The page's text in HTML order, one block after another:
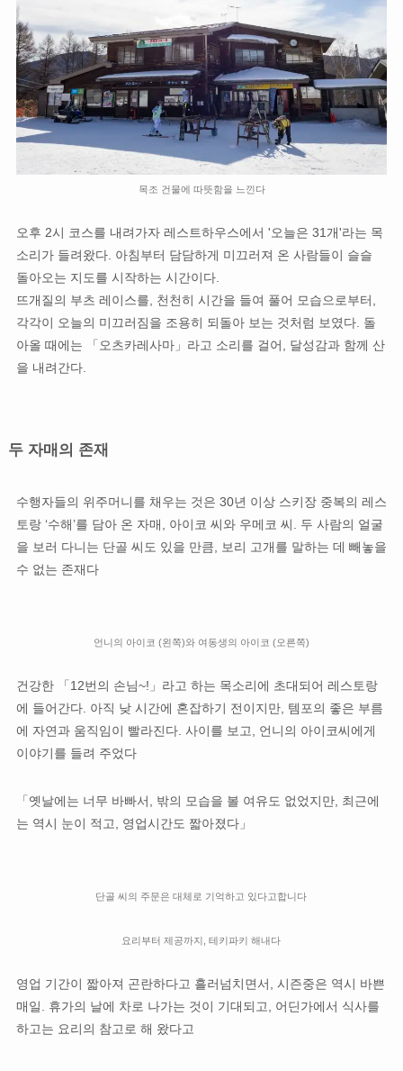
목조 건물에 따뜻함을 느낀다
오후 2시 코스를 내려가자 레스트하우스에서 '오늘은 31개'라는 목
소리가 들려왔다. 아침부터 담담하게 미끄러져 온 사람들이 슬슬
돌아오는 지도를 시작하는 시간이다.
뜨개질의 부츠 레이스를, 천천히 시간을 들여 풀어 모습으로부터,
각각이 오늘의 미끄러짐을 조용히 되돌아 보는 것처럼 보였다. 돌
아올 때에는 「오츠카레사마」라고 소리를 걸어, 달성감과 함께 산
을 내려간다.
두 자매의 존재
수행자들의 위주머니를 채우는 것은 30년 이상 스키장 중복의 레스
토랑 ‘수해’를 담아 온 자매, 아이코 씨와 우메코 씨. 두 사람의 얼굴
을 보러 다니는 단골 씨도 있을 만큼, 보리 고개를 말하는 데 빼놓을
수 없는 존재다
언니의 아이코 (왼쪽)와 여동생의 아이코 (오른쪽)
건강한 「12번의 손님~!」라고 하는 목소리에 초대되어 레스토랑
에 들어간다. 아직 낮 시간에 혼잡하기 전이지만, 템포의 좋은 부름
에 자연과 움직임이 빨라진다. 사이를 보고, 언니의 아이코씨에게
이야기를 들려 주었다
「옛날에는 너무 바빠서, 밖의 모습을 볼 여유도 없었지만, 최근에
는 역시 눈이 적고, 영업시간도 짧아졌다」
단골 씨의 주문은 대체로 기억하고 있다고합니다
요리부터 제공까지, 테키파키 해내다
영업 기간이 짧아져 곤란하다고 흘러넘치면서, 시즌중은 역시 바쁜
매일. 휴가의 날에 차로 나가는 것이 기대되고, 어딘가에서 식사를
하고는 요리의 참고로 해 왔다고